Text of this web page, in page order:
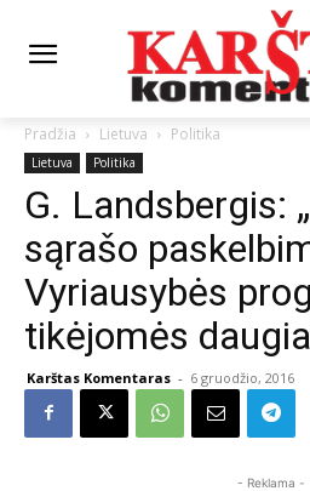
Pradžia Lietuva Politika
Lietuva Politika
G. Landsbergis:
sąrašo
Vyriausybės
tikėjomės
Karštas Komentaras - 6 gruodžio, 2016
- Reklama -